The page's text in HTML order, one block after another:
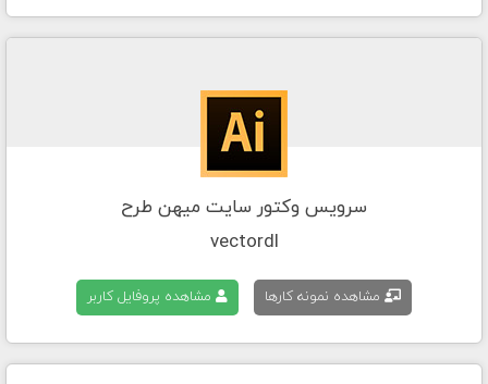
سرویس وکتور سایت میهن طرح
vectordl
مشاهده نمونه کارها مشاهده پروفایل کاربر